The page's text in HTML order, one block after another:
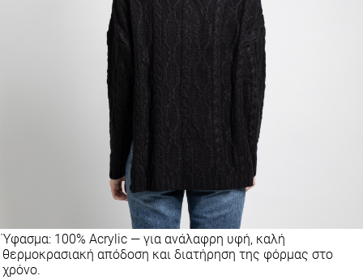
Ύφασμα: 100% Acrylic — για ανάλαφρη υφή, καλή
θερμοκρασιακή απόδοση και διατήρηση της φόρμας στο
χρόνο.